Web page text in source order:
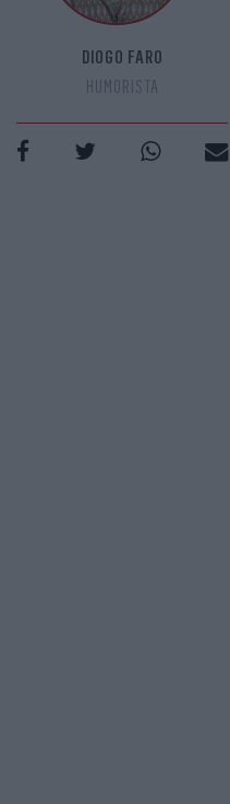
DIOGO FARO
HUMORISTA